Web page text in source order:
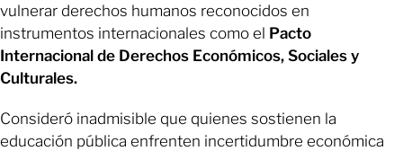
vulnerar derechos humanos reconocidos en
instrumentos internacionales como el Pacto
Internacional de Derechos Económicos, Sociales y
Culturales.
Consideró inadmisible que quienes sostienen la
educación pública enfrenten incertidumbre económica